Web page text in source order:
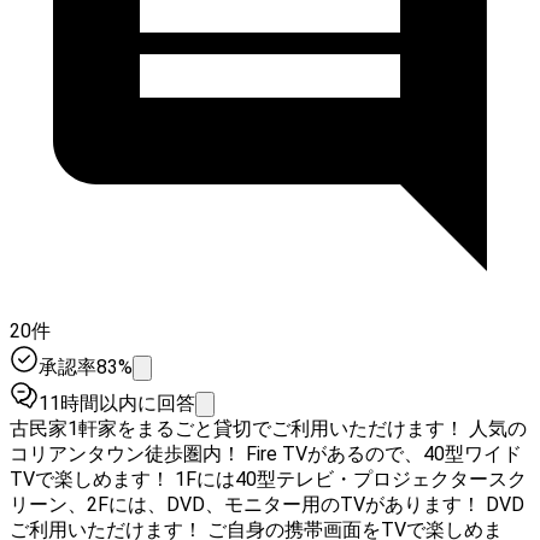
20件
承認率83%
11時間以内に回答
古民家1軒家をまるごと貸切でご利用いただけます！ 人気の
コリアンタウン徒歩圏内！ Fire TVがあるので、40型ワイド
TVで楽しめます！ 1Fには40型テレビ・プロジェクタースク
リーン、2Fには、DVD、モニター用のTVがあります！ DVD
ご利用いただけます！ ご自身の携帯画面をTVで楽しめま